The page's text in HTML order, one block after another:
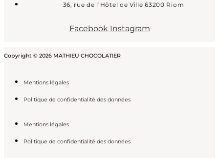
36, rue de l’Hôtel de Ville 63200 Riom
Facebook Instagram
Copyright © 2026 MATHIEU CHOCOLATIER
Mentions légales
Politique de confidentialité des données
Mentions légales
Politique de confidentialité des données